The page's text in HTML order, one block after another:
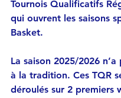
Tournois Qualificatifs
qui ouvrent les saisons
Basket.
La saison 2025/2026
à la tradition. Ces TQR
déroulés sur 2 premiers